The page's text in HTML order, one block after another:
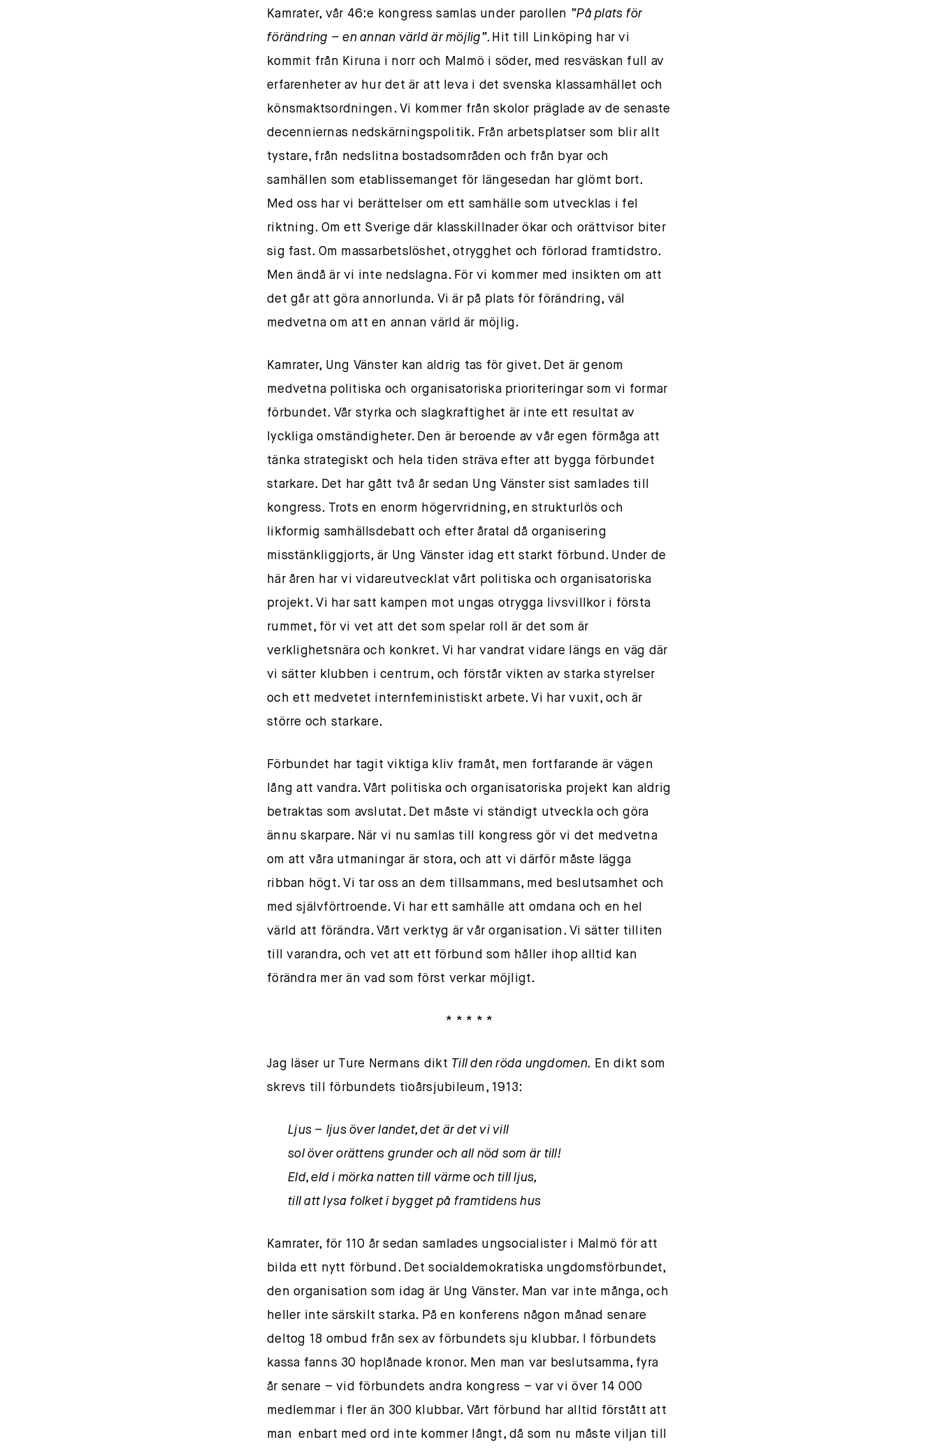
Kamrater, vår 46:e kongress samlas under parollen ”På plats för
förändring – en annan värld är möjlig”. Hit till Linköping har vi
kommit från Kiruna i norr och Malmö i söder, med resväskan full av
erfarenheter av hur det är att leva i det svenska klassamhället och
könsmaktsordningen. Vi kommer från skolor präglade av de senaste
decenniernas nedskärningspolitik. Från arbetsplatser som blir allt
tystare, från nedslitna bostadsområden och från byar och
samhällen som etablissemanget för längesedan har glömt bort.
Med oss har vi berättelser om ett samhälle som utvecklas i fel
riktning. Om ett Sverige där klasskillnader ökar och orättvisor biter
sig fast. Om massarbetslöshet, otrygghet och förlorad framtidstro.
Men ändå är vi inte nedslagna. För vi kommer med insikten om att
det går att göra annorlunda. Vi är på plats för förändring, väl
medvetna om att en annan värld är möjlig.
Kamrater, Ung Vänster kan aldrig tas för givet. Det är genom
medvetna politiska och organisatoriska prioriteringar som vi formar
förbundet. Vår styrka och slagkraftighet är inte ett resultat av
lyckliga omständigheter. Den är beroende av vår egen förmåga att
tänka strategiskt och hela tiden sträva efter att bygga förbundet
starkare. Det har gått två år sedan Ung Vänster sist samlades till
kongress. Trots en enorm högervridning, en strukturlös och
likformig samhällsdebatt och efter åratal då organisering
misstänkliggjorts, är Ung Vänster idag ett starkt förbund. Under de
här åren har vi vidareutvecklat vårt politiska och organisatoriska
projekt. Vi har satt kampen mot ungas otrygga livsvillkor i första
rummet, för vi vet att det som spelar roll är det som är
verklighetsnära och konkret. Vi har vandrat vidare längs en väg där
vi sätter klubben i centrum, och förstår vikten av starka styrelser
och ett medvetet internfeministiskt arbete. Vi har vuxit, och är
större och starkare.
Förbundet har tagit viktiga kliv framåt, men fortfarande är vägen
lång att vandra. Vårt politiska och organisatoriska projekt kan aldrig
betraktas som avslutat. Det måste vi ständigt utveckla och göra
ännu skarpare. När vi nu samlas till kongress gör vi det medvetna
om att våra utmaningar är stora, och att vi därför måste lägga
ribban högt. Vi tar oss an dem tillsammans, med beslutsamhet och
med självförtroende. Vi har ett samhälle att omdana och en hel
värld att förändra. Vårt verktyg är vår organisation. Vi sätter tilliten
till varandra, och vet att ett förbund som håller ihop alltid kan
förändra mer än vad som först verkar möjligt.
* * * * *
Jag läser ur Ture Nermans dikt Till den röda ungdomen. En dikt som
skrevs till förbundets tioårsjubileum, 1913:
Ljus – ljus över landet, det är det vi vill
sol över orättens grunder och all nöd som är till!
Eld, eld i mörka natten till värme och till ljus,
till att lysa folket i bygget på framtidens hus
Kamrater, för 110 år sedan samlades ungsocialister i Malmö för att
bilda ett nytt förbund. Det socialdemokratiska ungdomsförbundet,
den organisation som idag är Ung Vänster. Man var inte många, och
heller inte särskilt starka. På en konferens någon månad senare
deltog 18 ombud från sex av förbundets sju klubbar. I förbundets
kassa fanns 30 hoplånade kronor. Men man var beslutsamma, fyra
år senare – vid förbundets andra kongress – var vi över 14 000
medlemmar i fler än 300 klubbar. Vårt förbund har alltid förstått att
man enbart med ord inte kommer långt, då som nu måste viljan till